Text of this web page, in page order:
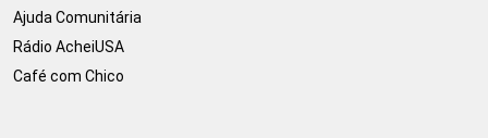
Ajuda Comunitária
Rádio AcheiUSA
Café com Chico